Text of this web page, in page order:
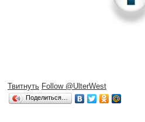
Твитнуть Follow @UlterWest
Поделиться…